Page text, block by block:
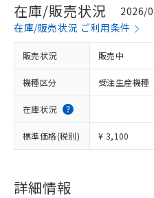
在庫/販売状況
2026/
在庫/販売状況 ご利用条件
販売状況 販売中
機種区分 受注生産機種
在庫状況
標準価格(税別) ¥ 3,100
詳細情報